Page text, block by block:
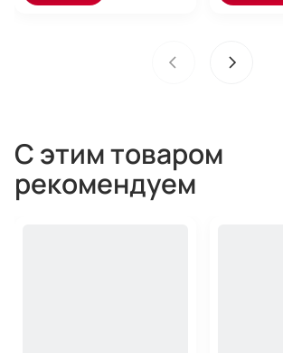
С этим товаром
рекомендуем